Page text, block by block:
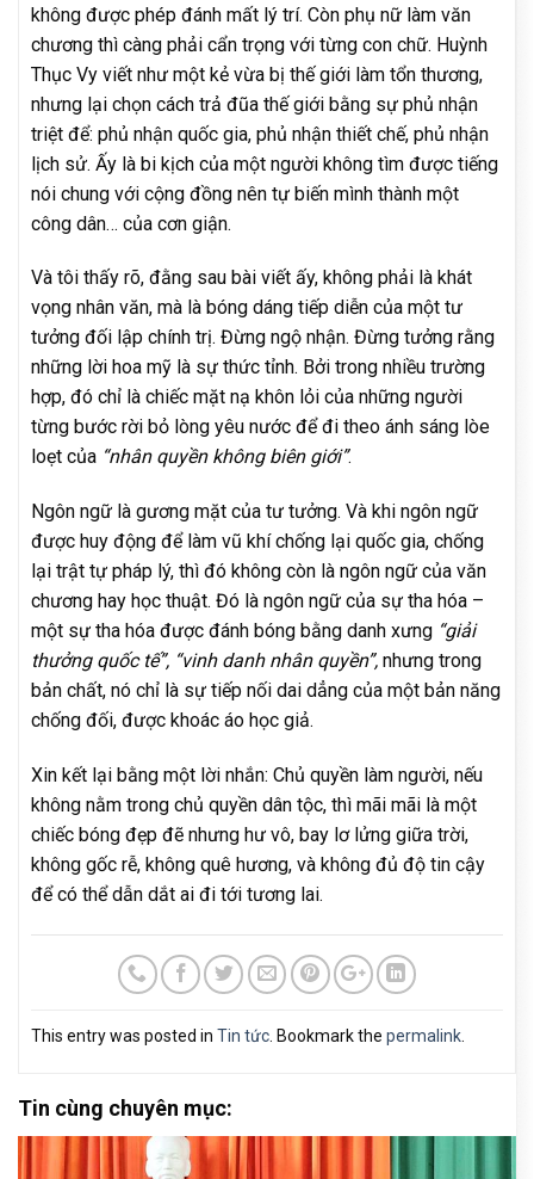
không được phép đánh mất lý trí. Còn phụ nữ làm văn
chương thì càng phải cẩn trọng với từng con chữ. Huỳnh
Thục Vy viết như một kẻ vừa bị thế giới làm tổn thương,
nhưng lại chọn cách trả đũa thế giới bằng sự phủ nhận
triệt để: phủ nhận quốc gia, phủ nhận thiết chế, phủ nhận
lịch sử. Ấy là bi kịch của một người không tìm được tiếng
nói chung với cộng đồng nên tự biến mình thành một
công dân… của cơn giận.
Và tôi thấy rõ, đằng sau bài viết ấy, không phải là khát
vọng nhân văn, mà là bóng dáng tiếp diễn của một tư
tưởng đối lập chính trị. Đừng ngộ nhận. Đừng tưởng rằng
những lời hoa mỹ là sự thức tỉnh. Bởi trong nhiều trường
hợp, đó chỉ là chiếc mặt nạ khôn lỏi của những người
từng bước rời bỏ lòng yêu nước để đi theo ánh sáng lòe
loẹt của “nhân quyền không biên giới”.
Ngôn ngữ là gương mặt của tư tưởng. Và khi ngôn ngữ
được huy động để làm vũ khí chống lại quốc gia, chống
lại trật tự pháp lý, thì đó không còn là ngôn ngữ của văn
chương hay học thuật. Đó là ngôn ngữ của sự tha hóa –
một sự tha hóa được đánh bóng bằng danh xưng “giải
thưởng quốc tế”, “vinh danh nhân quyền”, nhưng trong
bản chất, nó chỉ là sự tiếp nối dai dẳng của một bản năng
chống đối, được khoác áo học giả.
Xin kết lại bằng một lời nhắn: Chủ quyền làm người, nếu
không nằm trong chủ quyền dân tộc, thì mãi mãi là một
chiếc bóng đẹp đẽ nhưng hư vô, bay lơ lửng giữa trời,
không gốc rễ, không quê hương, và không đủ độ tin cậy
để có thể dẫn dắt ai đi tới tương lai.
This entry was posted in Tin tức . Bookmark the permalink
Tin cùng chuyên mục: